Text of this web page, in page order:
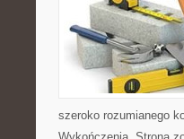
szeroko rozumianego